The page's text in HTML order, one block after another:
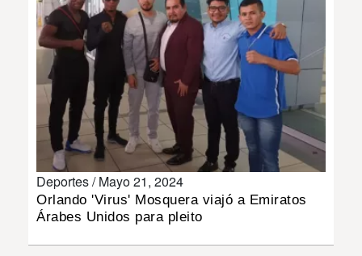
MULTIMEDIA
IMPRESO
Deportes /Mayo 21, 2024
Orlando 'Virus' Mosquera viajó a Emiratos
Árabes Unidos para pleito